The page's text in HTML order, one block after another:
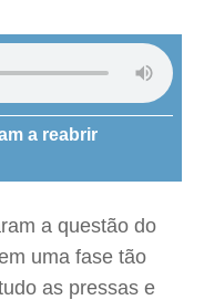
a reabrir
a questão do
uma fase tão
as pressas e